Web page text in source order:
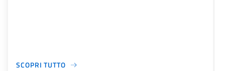
SCOPRI TUTTO